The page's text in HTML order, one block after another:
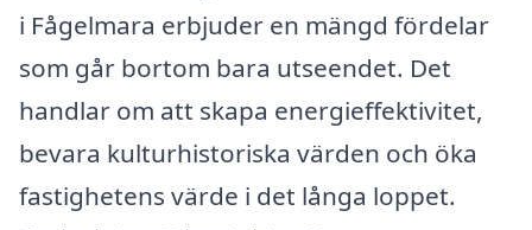
i Fågelmara erbjuder en mängd fördelar
som går bortom bara utseendet. Det
handlar om att skapa energieffektivitet,
bevara kulturhistoriska värden och öka
fastighetens värde i det långa loppet.